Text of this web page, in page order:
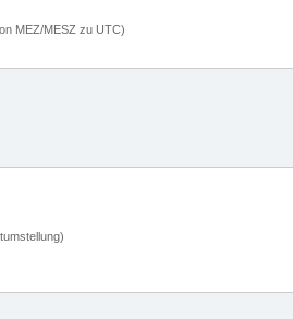
MEZ/MESZ zu UTC)